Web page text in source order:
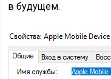
в будущем.